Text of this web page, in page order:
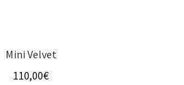
Mini Velvet
110,00€